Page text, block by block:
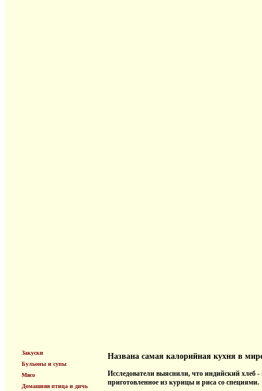
Закуски
Бульоны и супы
Мясо
Домашняя птица и дичь
Названа самая калорийная кухня в
Исследователи выяснили, что индийский хлеб
приготовленное из курицы и риса со специями.